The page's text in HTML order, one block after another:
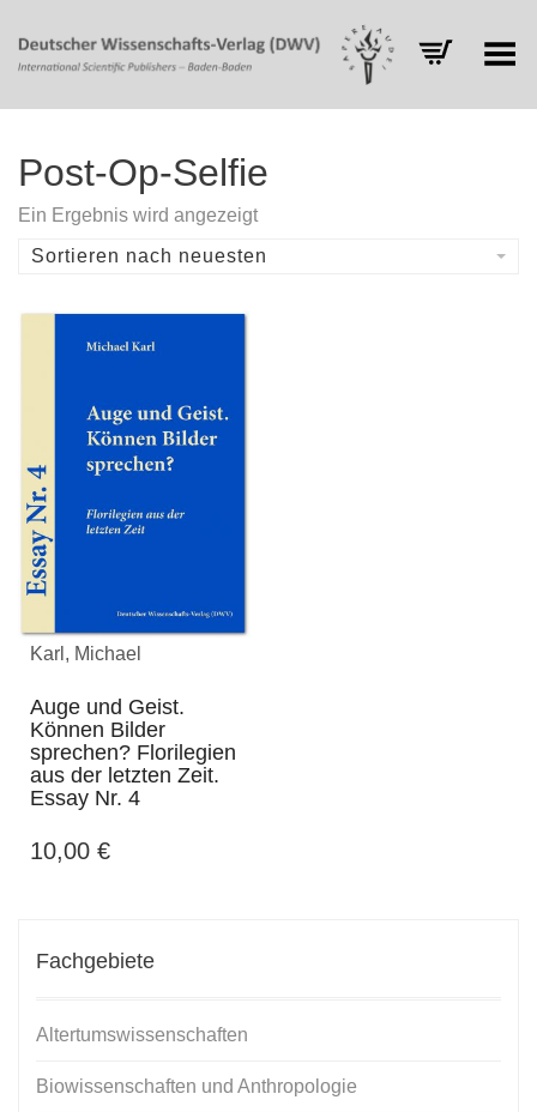
Toggle Menu
Post-Op-Selfie
Ein Ergebnis wird angezeigt
Sortieren nach neuesten
Karl, Michael
Auge und Geist.
Können Bilder
sprechen? Florilegien
aus der letzten Zeit.
Essay Nr. 4
10,00 €
Fachgebiete
Altertumswissenschaften
Biowissenschaften und Anthropologie